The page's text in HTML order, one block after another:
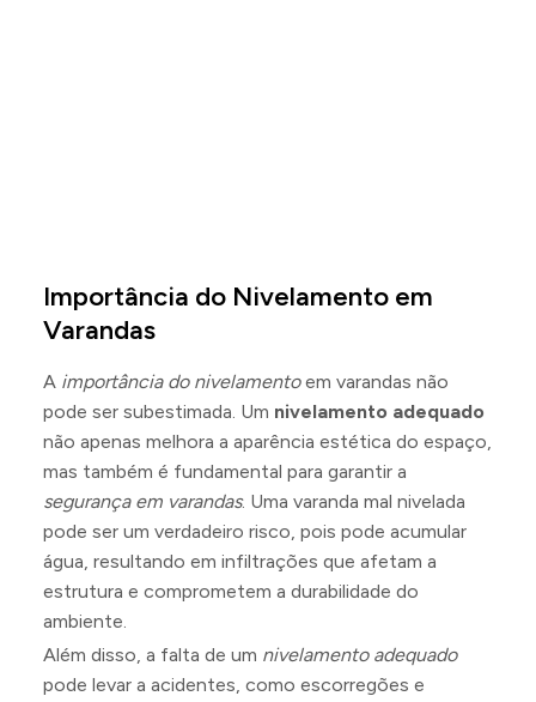
Importância do Nivelamento em
Varandas
A importância do nivelamentoem varandas não
pode ser subestimada. Um nivelamento adequado
não apenas melhora a aparência estética do espaço,
mas também é fundamental para garantir a
segurança em varandas. Uma varanda mal nivelada
pode ser um verdadeiro risco, pois pode acumular
água, resultando em infiltrações que afetam a
estrutura e comprometem a durabilidade do
ambiente.
Além disso, a falta de um nivelamento adequado
pode levar a acidentes, como escorregões e